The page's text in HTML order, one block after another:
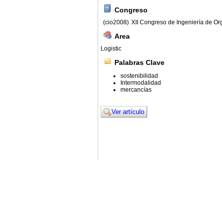
Congreso
(cio2008) XII Congreso de Ingeniería de
Area
Logistic
Palabras Clave
sostenibilidad
Intermodalidad
mercancías
Ver artículo